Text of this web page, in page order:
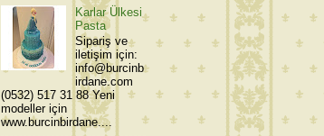
Karlar Ülkesi
Pasta
Sipariş ve
iletişim için:
info@burcinb
irdane.com
(0532) 517 31 88 Yeni
modeller için
www.burcinbirdane....